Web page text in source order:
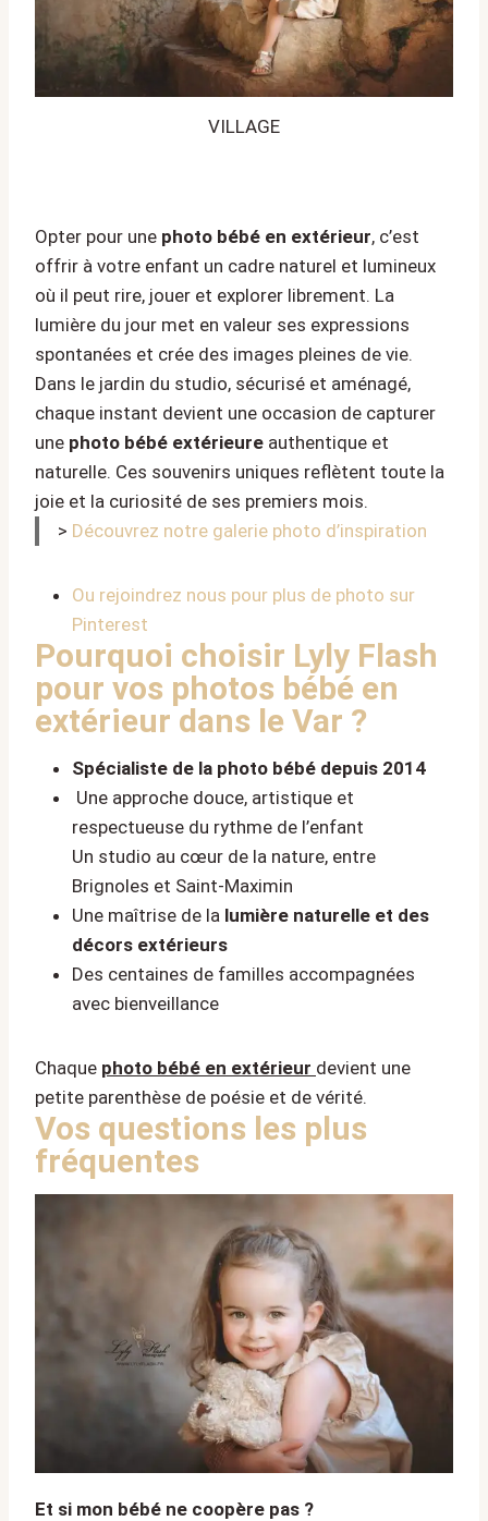
VILLAGE
Opter pour une photo bébé en extérieur, c’est
offrir à votre enfant un cadre naturel et lumineux
où il peut rire, jouer et explorer librement. La
lumière du jour met en valeur ses expressions
spontanées et crée des images pleines de vie.
Dans le jardin du studio, sécurisé et aménagé,
chaque instant devient une occasion de capturer
une photo bébé extérieure authentique et
naturelle. Ces souvenirs uniques reflètent toute la
joie et la curiosité de ses premiers mois.
> Découvrez notre galerie photo d’inspiration
Ou rejoindrez nous pour plus de photo sur
Pinterest
Pourquoi choisir Lyly Flash
pour vos photos bébé en
extérieur dans le Var ?
Spécialiste de la photo bébé depuis 2014
Une approche douce, artistique et
respectueuse du rythme de l’enfant
Un studio au cœur de la nature, entre
Brignoles et Saint-Maximin
Une maîtrise de la lumière naturelle et des
décors extérieurs
Des centaines de familles accompagnées
avec bienveillance
Chaque photo bébé en extérieur devient une
petite parenthèse de poésie et de vérité.
Vos questions les plus
fréquentes
Et si mon bébé ne coopère pas ?